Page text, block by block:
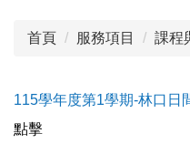
首頁 服務項目 課程
115學年度第1學期-林口日
點擊